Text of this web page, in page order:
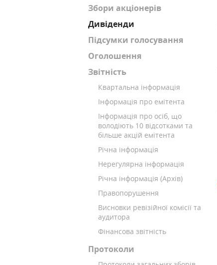
Збори акціонерів
Дивіденди
Підсумки голосування
Оголошення
Звітність
Квартальна інформація
Інформація про емітента
Інформація про осіб, що
володіють 10 відсотками та
більше акцій емітента
Річна інформація
Hерегулярна інформація
Річна інформація (Архів)
Правопорушення
Висновки ревізійної комісії та
аудитора
Фінансова звітність
Протоколи